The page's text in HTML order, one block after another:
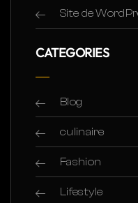
Site de
CATEGORIES
Blog
culinaire
Fashion
Lifestyle